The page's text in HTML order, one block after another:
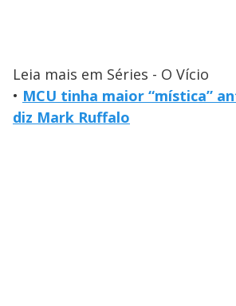
Leia mais em Séries - O Vício
• MCU tinha maior “mística”
diz Mark Ruffalo